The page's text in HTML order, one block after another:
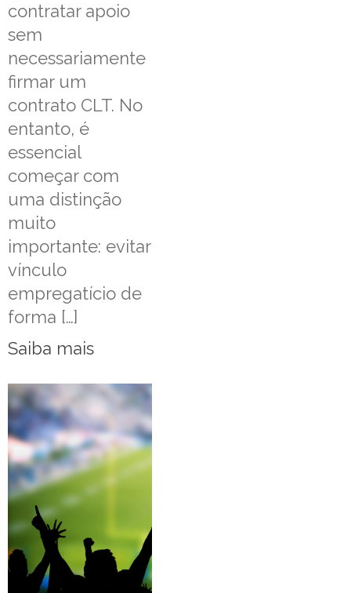
contratar apoio
sem
necessariamente
firmar um
contrato CLT. No
entanto, é
essencial
começar com
uma distinção
muito
importante: evitar
vínculo
empregatício de
forma […]
Saiba mais